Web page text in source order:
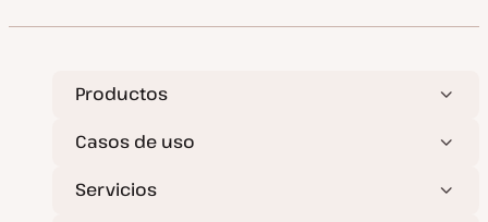
Productos
Casos de uso
Servicios